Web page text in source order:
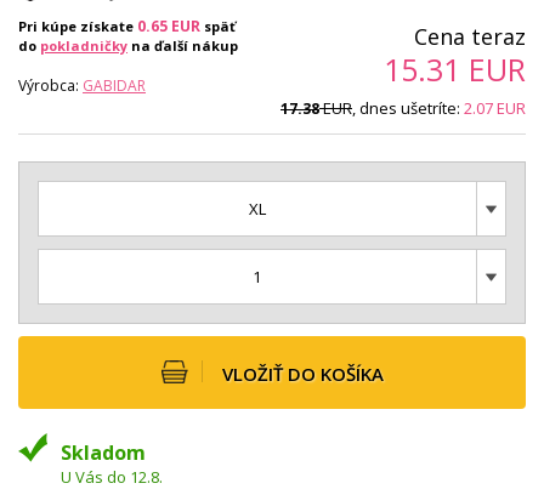
Pri kúpe získate 0.65 EUR späť
do pokladničky na ďalší nákup
Výrobca: GABIDAR
Cena teraz
15.31 EUR
17.38EUR, dnes ušetríte: 2.07EUR
XL
1
VLOŽIŤ DO KOŠÍKA
Skladom
U Vás do 12.8.